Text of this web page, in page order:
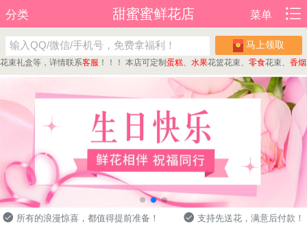
分类 甜蜜蜜鲜花店 菜单
马上领取
盒等，详情联系客服！！！ 本店可定制蛋糕 、水果 花篮花束、零食 花束、香烟 花
所有的浪漫惊喜，都值得提前准备！ 支持先送花，满意后付款！